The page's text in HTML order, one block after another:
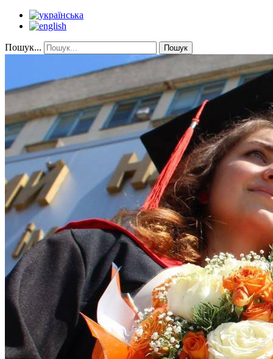
Пошук... Пошук